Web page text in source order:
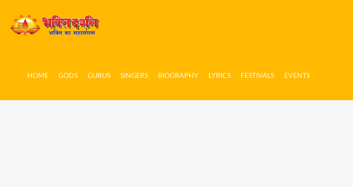
HOME GODS GURUS SINGERS BIOGRAPHY LYRICS FESTIVALS EVENTS